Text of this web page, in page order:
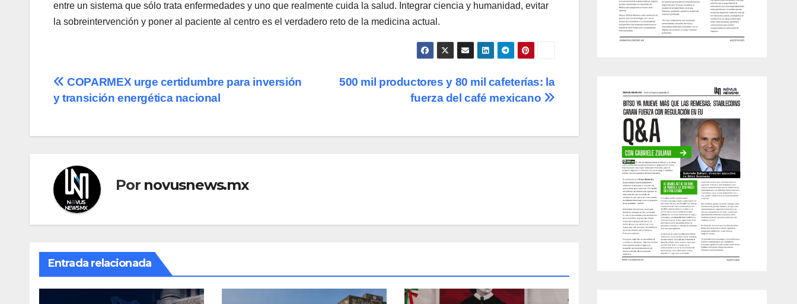
entre un sistema que sólo trata enfermedades y uno que realmente cuida la salud. Integrar ciencia y humanidad, evitar
la sobreintervención y poner al paciente al centro es el verdadero reto de la medicina actual.
Navegación
de
entradas
500 mil productores y 80 mil cafeterías: la
fuerza del café mexicano
COPARMEX urge certidumbre para inversión
y transición energética nacional
Por novusnews.mx
Entrada relacionada